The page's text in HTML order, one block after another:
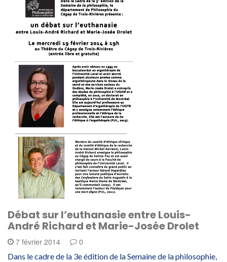
Débat sur l’euthanasie entre Louis-
André Richard et Marie-Josée Drolet
7 février 2014 0
Dans le cadre de la 3e édition de la Semaine de la philosophie,